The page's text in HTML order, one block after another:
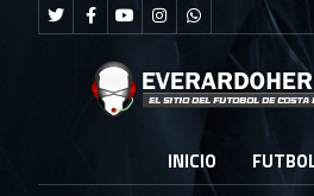
INICIO